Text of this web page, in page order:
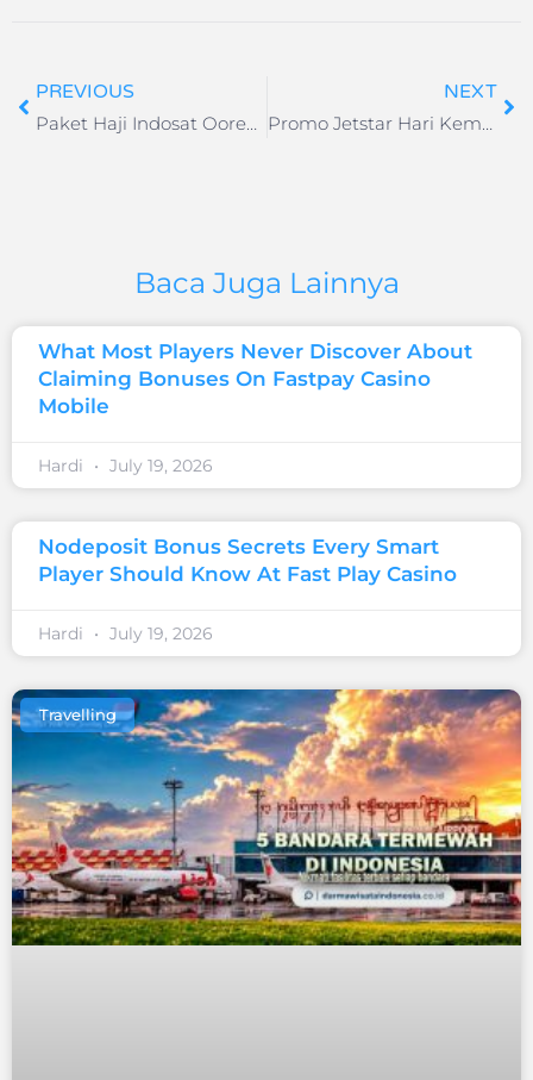
PREVIOUS
Paket Haji Indosat Ooredoo
NEXT
Promo Jetstar Hari Kemerdekaan Indonesia 2018
Baca Juga Lainnya
What Most Players Never Discover About
Claiming Bonuses On Fastpay Casino
Mobile
Hardi July 19, 2026
Nodeposit Bonus Secrets Every Smart
Player Should Know At Fast Play Casino
Hardi July 19, 2026
Travelling